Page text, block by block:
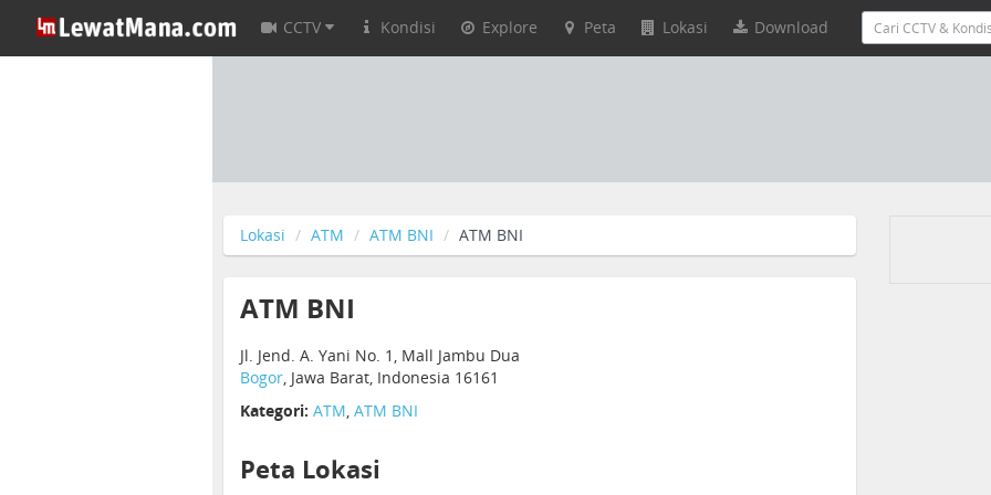
CCTV Kondisi Explore Peta Lokasi Download
Lokasi ATM ATM BNI ATM BNI
ATM BNI
Jl. Jend. A. Yani No. 1, Mall Jambu Dua
Bogor, Jawa Barat, Indonesia 16161
Kategori: ATM, ATM BNI
Peta Lokasi